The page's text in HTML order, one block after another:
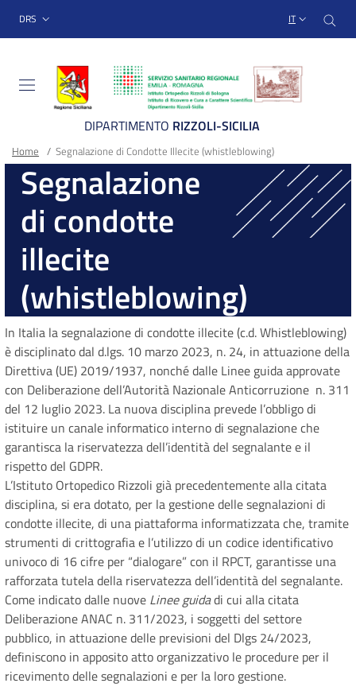
Sito Web Istituto
menu top-bar
DRS IT
DIPARTIMENTO RIZZOLI-SICILIA
Main container
Briciole
di
pane
Home / Segnalazione di Condotte Illecite (whistleblowing)
Segnalazione
di condotte
illecite
(whistleblowing)
In Italia la segnalazione di condotte illecite (c.d. Whistleblowing)
è disciplinato dal d.lgs. 10 marzo 2023, n. 24, in attuazione della
Direttiva (UE) 2019/1937, nonché dalle Linee guida approvate
con Deliberazione dell’Autorità Nazionale Anticorruzione n. 311
del 12 luglio 2023. La nuova disciplina prevede l’obbligo di
istituire un canale informatico interno di segnalazione che
garantisca la riservatezza dell’identità del segnalante e il
rispetto del GDPR.
L’Istituto Ortopedico Rizzoli già precedentemente alla citata
disciplina, si era dotato, per la gestione delle segnalazioni di
condotte illecite, di una piattaforma informatizzata che, tramite
strumenti di crittografia e l’utilizzo di un codice identificativo
univoco di 16 cifre per “dialogare” con il RPCT, garantisse una
rafforzata tutela della riservatezza dell’identità del segnalante.
Come indicato dalle nuove Linee guidadi cui alla citata
Deliberazione ANAC n. 311/2023, i soggetti del settore
pubblico, in attuazione delle previsioni del Dlgs 24/2023,
definiscono in apposito atto organizzativo le procedure per il
ricevimento delle segnalazioni e per la loro gestione.